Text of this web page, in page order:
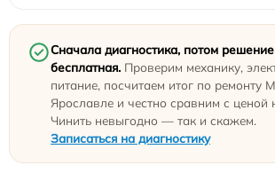
Сначала диагностика, потом
бесплатная. Проверим механику,
питание, посчитаем итог по ремонту
Ярославле и честно сравним с ценой
Чинить невыгодно — так и скажем.
Записаться на диагностику